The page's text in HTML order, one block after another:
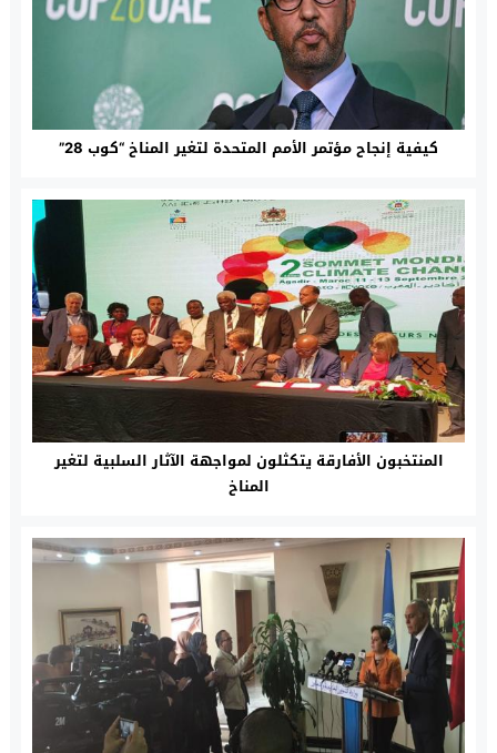
كيفية إنجاح مؤتمر الأمم المتحدة لتغير المناخ “كوب 28”
المنتخبون الأفارقة يتكثلون لمواجهة الآثار السلبية لتغير
المناخ